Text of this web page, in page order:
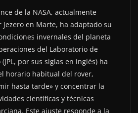
de la NASA, actualmente
en Marte, ha adaptado su
invernales del planeta
del Laboratorio de
por sus siglas en inglés) ha
horario habitual del rover,
hasta tarde» y concentrar la
científicas y técnicas
Este ajuste responde a la